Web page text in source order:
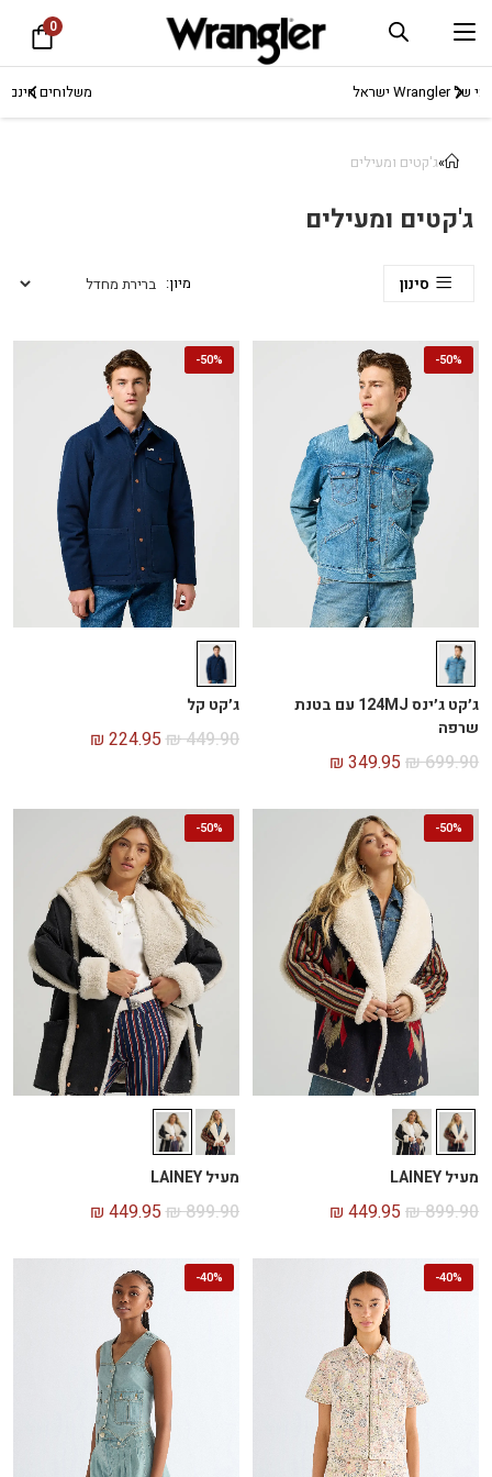
0
משלוחים חינם ברכישה מעל 249.90 ₪
»ג'קטים ומעילים
ג'קטים ומעילים
סינון
50%
-
ג׳קט ג׳ינס 124MJ עם בטנת
שרפה
₪699.90
₪ 349.95
50%
-
ג׳קט קל
₪449.90
₪ 224.95
50%
-
מעיל LAINEY
₪899.90
₪ 449.95
50%
-
מעיל LAINEY
₪899.90
₪ 449.95
40%
-
40%
-